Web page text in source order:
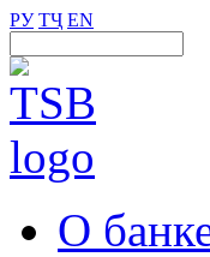
РУ ТҶ EN
О